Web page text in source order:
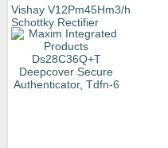
Vishay V12Pm45Hm3/h
Schottky Rectifier